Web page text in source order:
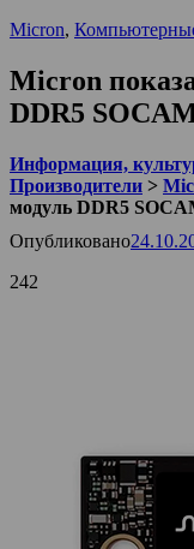
Micron,
Micron
DDR5
Информация,
Производители >
модуль DDR5
Опубликовано
242